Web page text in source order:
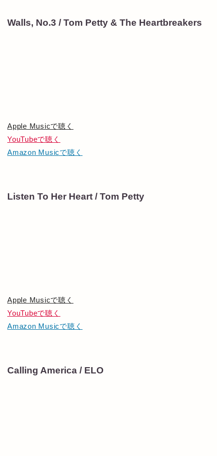
Walls, No.3 / Tom Petty & The Heartbreakers
Apple Musicで聴く
YouTubeで聴く
Amazon Musicで聴く
Listen To Her Heart / Tom Petty
Apple Musicで聴く
YouTubeで聴く
Amazon Musicで聴く
Calling America / ELO